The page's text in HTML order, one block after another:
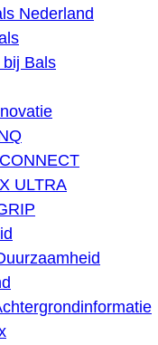
Nederland
Bals
ULTRA